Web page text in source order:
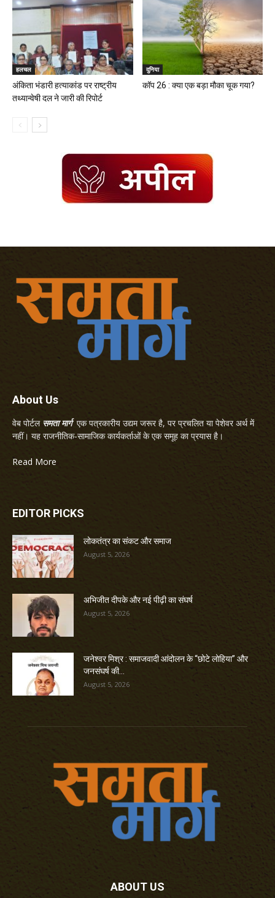
हलचल
अंकिता भंडारी हत्याकांड पर राष्ट्रीय
तथ्यान्वेषी दल ने जारी की रिपोर्ट
दुनिया
कॉप 26 : क्या एक बड़ा मौका चूक गया?
About Us
वेब पोर्टल समता मार्गएक पत्रकारीय उद्यम जरूर है, पर प्रचलित या पेशेवर अर्थ में
नहीं। यह राजनीतिक-सामाजिक कार्यकर्ताओं के एक समूह का प्रयास है।
Read More
EDITOR PICKS
लोकतंत्र का संकट और समाज
August 5, 2026
अभिजीत दीपके और नई पीढ़ी का संघर्ष
August 5, 2026
जनेश्वर मिश्र : समाजवादी आंदोलन के “छोटे लोहिया” और
जनसंघर्ष की...
August 5, 2026
ABOUT US